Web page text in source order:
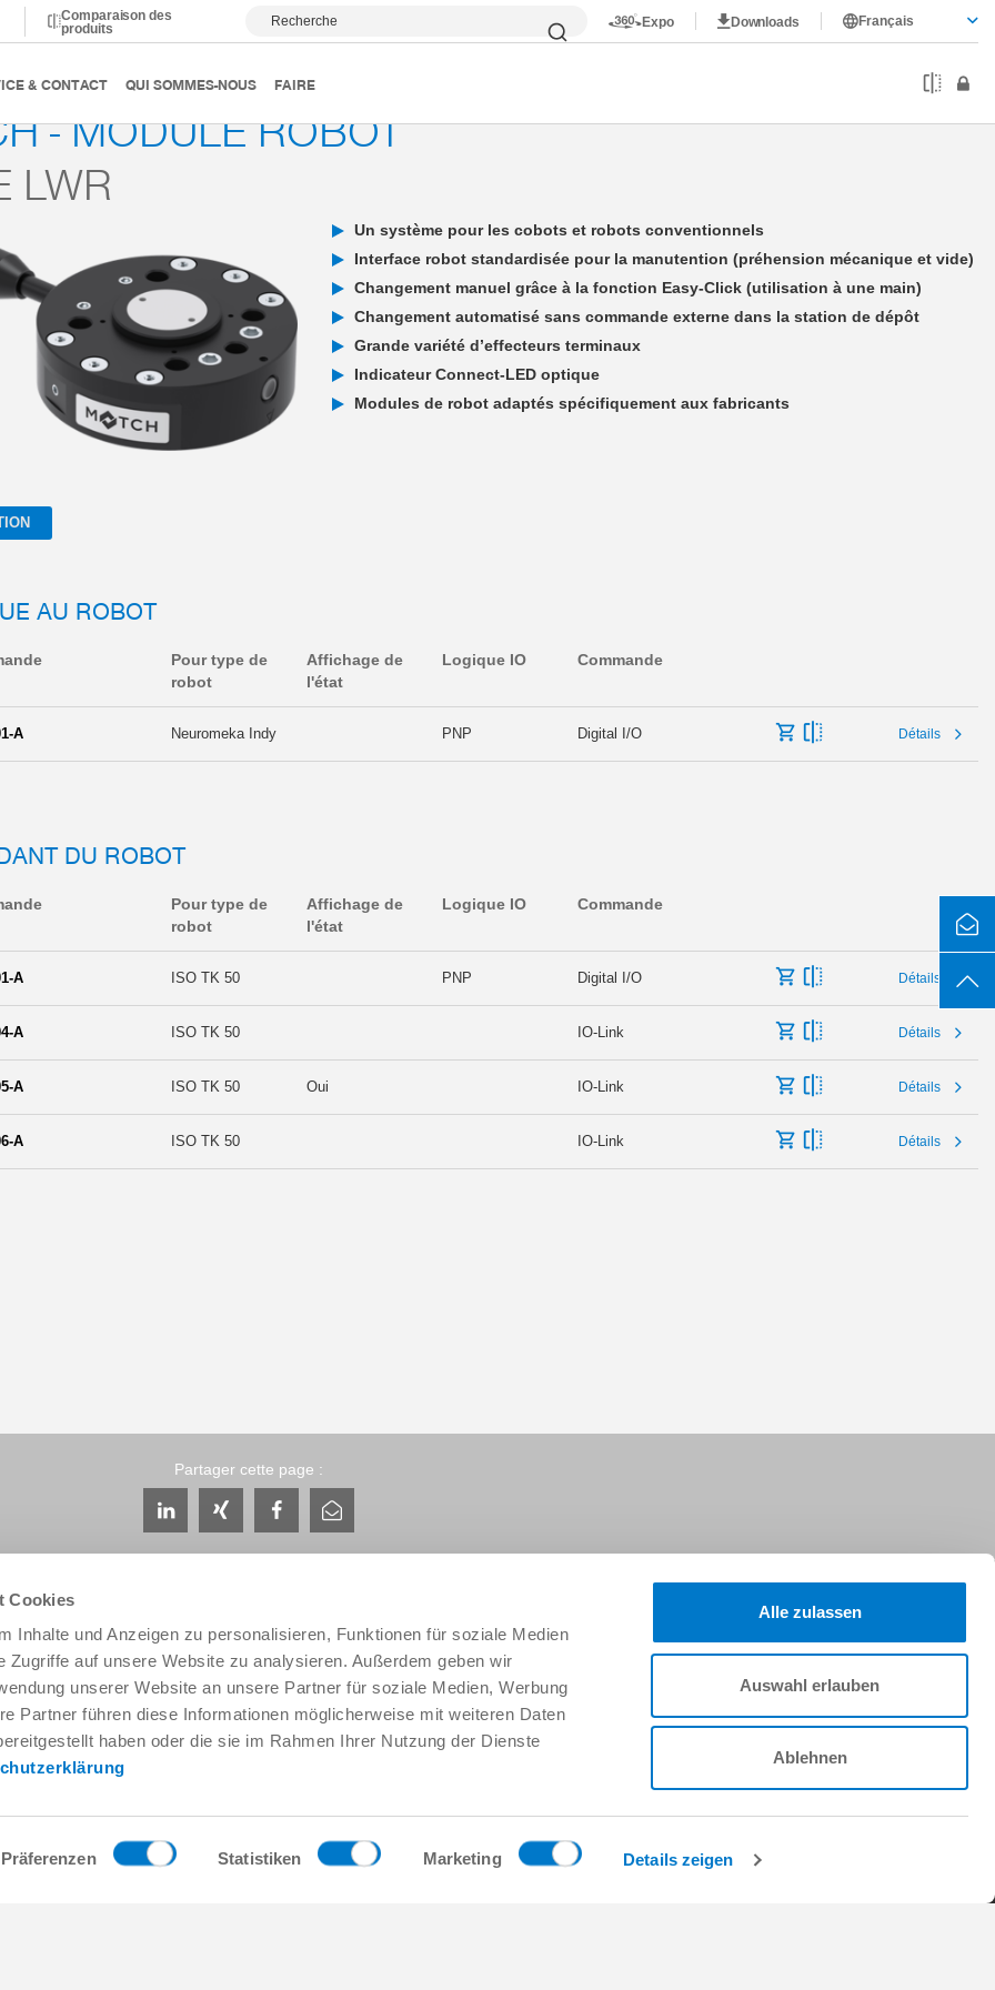
Cookies
Inhalte und Anzeigen zu personalisieren, Funktionen für soziale Medien
Zugriffe auf unsere Website zu analysieren. Außerdem geben wir
unserer Website an unsere Partner für soziale Medien, Werbung
Partner führen diese Informationen möglicherweise mit weiteren Daten
haben oder die sie im Rahmen Ihrer Nutzung der Dienste
Präferenzen Statistiken Marketing Details zeigen
Alle zulassen
Auswahl erlauben
Ablehnen
Comparaison des
produits
Recherche Expo Downloads Français
& CONTACT QUI SOMMES-NOUS FAIRE
MATCH - End-of-Arm-Ecosystem MATCH - Module robot Neuromeka
- MODULE ROBOT
LWR
Un système pour les cobots et robots conventionnels
Interface robot standardisée pour la manutention (préhension mécanique et vide)
Changement manuel grâce à la fonction Easy-Click (utilisation à une main)
Changement automatisé sans commande externe dans la station de dépôt
Grande variété d’effecteurs terminaux
Indicateur Connect-LED optique
Modules de robot adaptés spécifiquement aux fabricants
AU ROBOT
Pour type de
robot
Affichage de
l'état
Logique IO Commande
A Neuromeka Indy PNP Digital I/O Détails
DU ROBOT
Pour type de
robot
Affichage de
l'état
Logique IO Commande
A ISO TK 50 PNP Digital I/O Détails
A ISO TK 50 IO-Link Détails
A ISO TK 50 Oui IO-Link Détails
A ISO TK 50 IO-Link Détails
Partager cette page :
Service & contact
Contact du service
Formulaire de contact
Fourniture / téléchargement de
données
Qui sommes-nous
Histoire
l'environnement
Zimmer Group Awards
Faire
Travailler chez Zimmer
Demande d'initiative
FAQ